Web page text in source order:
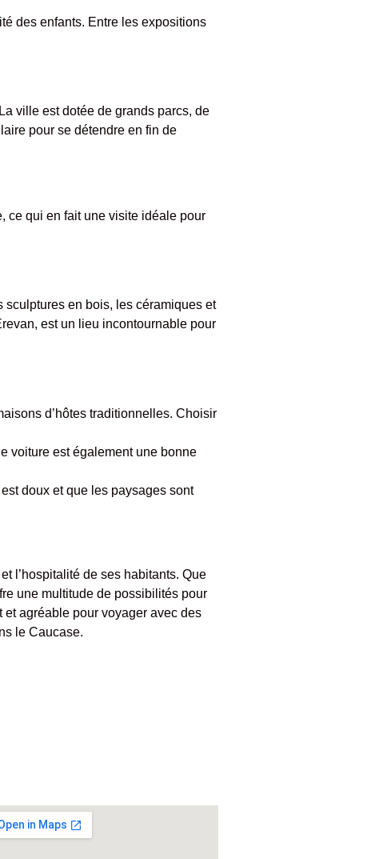
des enfants. Entre les expositions
ville est dotée de grands parcs, de
pour se détendre en fin de
ce qui en fait une visite idéale pour
sculptures en bois, les céramiques et
est un lieu incontournable pour
d’hôtes traditionnelles. Choisir
voiture est également une bonne
doux et que les paysages sont
l’hospitalité de ses habitants. Que
une multitude de possibilités pour
agréable pour voyager avec des
le Caucase.